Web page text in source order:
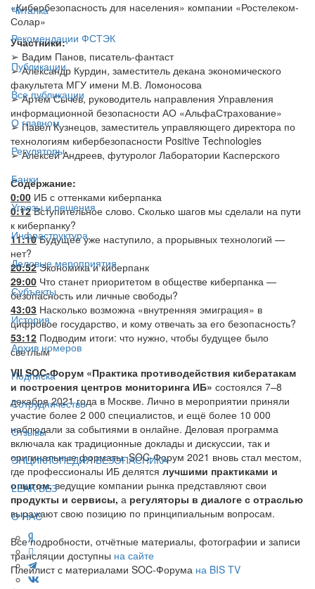
Читалка
Рекомендации ФСТЭК
Публикации
Все публикации
О главном
Регуляторы
Банки
Угрозы и решения
Инфраструктура
Деловые мероприятия
Субъекты
История
Архив номеров
Подписка
Сотрудничество
Отзывы
ЭНЦИКЛОПЕДИЯ БЕЗОПАСНИКА
LEAK-БЕЗ
О НАС
«Кибербезопасность для населения» компании «Ростелеком-
Солар»
Участники:
➢ Вадим Панов, писатель-фантаст
➢ Александр Курдин, заместитель декана экономического
факультета МГУ имени М.В. Ломоносова
➢ Артём Сычёв, руководитель направления Управления
информационной безопасности АО «АльфаСтрахование»
➢ Павел Кузнецов, заместитель управляющего директора по
технологиям кибербезопасности Positive Technologies
➢ Алексей Андреев, футуролог Лаборатории Касперского
Содержание:
0:00 ИБ с оттенками киберпанка
0:12Вступительное слово. Сколько шагов мы сделали на пути
к киберпанку?
11:10Будущее уже наступило, а прорывных технологий —
нет?
20:52Экономика и киберпанк
29:00 Что станет приоритетом в обществе киберпанка —
безопасность или личные свободы?
43:03 Насколько возможна «внутренняя эмиграция» в
цифровое государство, и кому отвечать за его безопасность?
53:12 Подводим итоги: что нужно, чтобы будущее было
светлым
VII SOC-Форум «Практика противодействия кибератакам
и построения центров мониторинга ИБ» состоялся 7–8
декабря 2021 года в Москве. Лично в мероприятии приняли
участие более 2 000 специалистов, и ещё более 10 000
наблюдали за событиями в онлайне. Деловая программа
включала как традиционные доклады и дискуссии, так и
оригинальные форматы. SOC-Форум 2021 вновь стал местом,
где профессионалы ИБ делятся лучшими практиками и
опытом,ведущие компании рынка представляют свои
продукты и сервисы, а регуляторы в диалоге с отраслью
выражают свою позицию по принципиальным вопросам.
Все подробности, отчётные материалы, фотографии и записи
трансляции доступны на сайте
Плейлист с материалами SOC-Форума на BIS TV